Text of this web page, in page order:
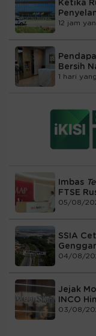
Ketika
12 jam
Bersih
1 hari
Imbas
FTSE
05/08/
SSIA
04/08/
Jejak
INCO
03/08/